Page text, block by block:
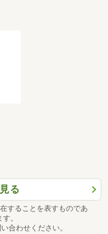
る
することを表すものであ
。
合わせください。